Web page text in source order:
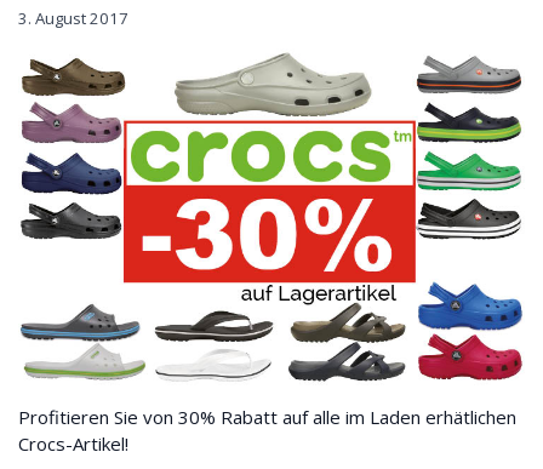
3. August 2017
Profitieren Sie von 30% Rabatt auf alle im Laden erhätlichen
Crocs-Artikel!